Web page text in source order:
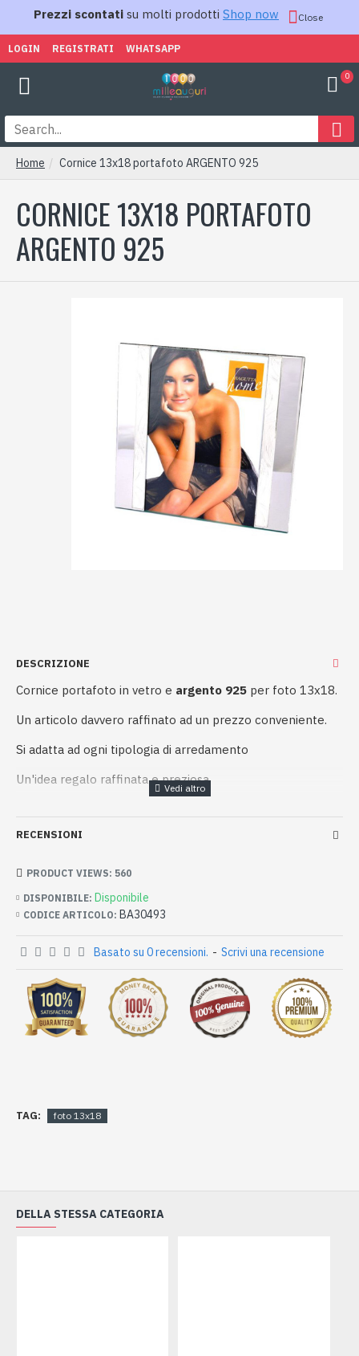
Prezzi scontati su molti prodotti Shop now Close
LOGIN REGISTRATI WHATSAPP
0
Home Cornice 13x18 portafoto ARGENTO 925
CORNICE 13X18 PORTAFOTO
ARGENTO 925
DESCRIZIONE
Cornice portafoto in vetro e argento 925 per foto 13x18.
Un articolo davvero raffinato ad un prezzo conveniente.
Si adatta ad ogni tipologia di arredamento
Un'idea regalo raffinata e preziosa
RECENSIONI
DISPONIBILE: Disponibile
CODICE ARTICOLO: BA30493
PRODUCT VIEWS: 560
Basato su 0 recensioni. - Scrivi una recensione
TAG: foto 13x18
DELLA STESSA CATEGORIA